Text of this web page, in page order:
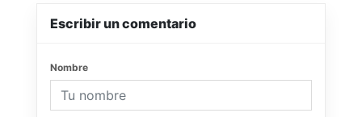
Escribir un comentario
Nombre